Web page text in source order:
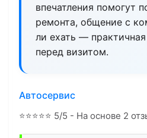
впечатления помогут
ремонта, общение с
ли ехать —
перед визитом.
Автосервис
⭐⭐⭐⭐⭐ 5/5 - На основе 2